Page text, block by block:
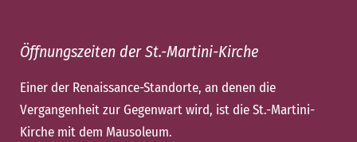
Öffnungszeiten der St.-Martini-Kirche
Einer der Renaissance-Standorte, an denen die
Vergangenheit zur Gegenwart wird, ist die St.-Martini-
Kirche mit dem Mausoleum.